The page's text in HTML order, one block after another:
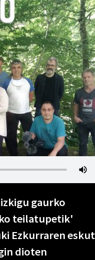
gaurko
teilatupetik'
Ezkurraren
dioten